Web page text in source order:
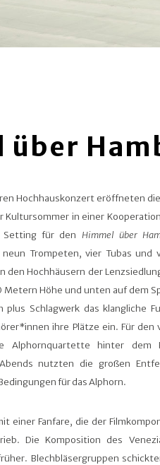
über
Hochhauskonzert eröffneten
Kultursommer in einer
Setting für den Himmel über
neun Trompeten, vier Tubas und
den Hochhäusern der
Metern Höhe und unten auf dem
plus Schlagwerk das klangliche
ihre Plätze ein. Für
Alphornquartette hinter dem
nutzten die großen
für das Alphorn.
einer Fanfare, die der
Die Komposition des
Blechbläsergruppen